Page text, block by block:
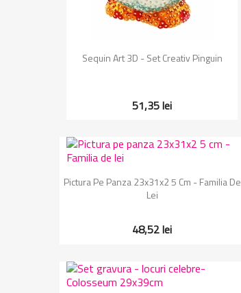
Vizualizare rapida
Sequin Art 3D - Set Creativ Pinguin
51,35 lei
Vizualizare rapida
Pictura Pe Panza 23x31x2 5 Cm - Familia De
Lei
48,52 lei